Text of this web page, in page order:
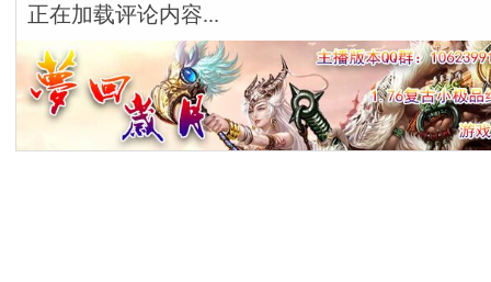
正在加载评论内容...